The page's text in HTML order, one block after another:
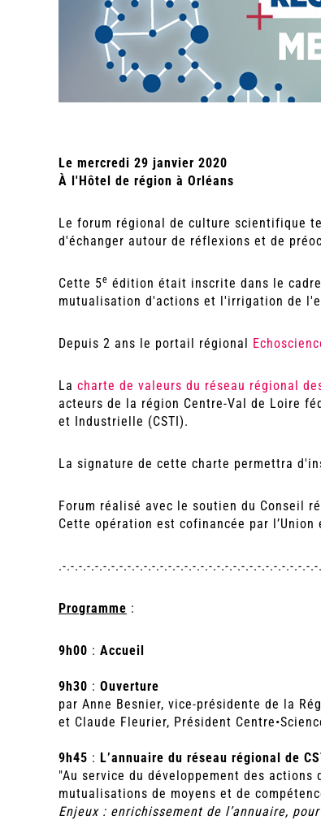
Le mercredi 29 janvier 2020
À l'Hôtel de région à Orléans
Le forum régional de culture scientifique
d'échanger autour de réflexions et de
Cette 5e édition était inscrite dans le
mutualisation d'actions et l'irrigation de
Depuis 2 ans le portail régional
La charte de valeurs du réseau régional
acteurs de la région Centre-Val de Loire
et Industrielle (CSTI).
La signature de cette charte permettra
Forum réalisé avec le soutien du Conseil
Cette opération est cofinancée par l’Union
.-.-.-.-.-.-.-.-.-.-.-.-.-.-.-.-.-.-.-.-.-.-.-.-.-.-.-.-.-.-.-
Programme :
9h00 : Accueil
9h30 : Ouverture
par Anne Besnier, vice-présidente de la
et Claude Fleurier, Président
9h45 : L’annuaire du réseau régional de
"Au service du développement des
mutualisations de moyens et de
Enjeux : enrichissement de l’annuaire,